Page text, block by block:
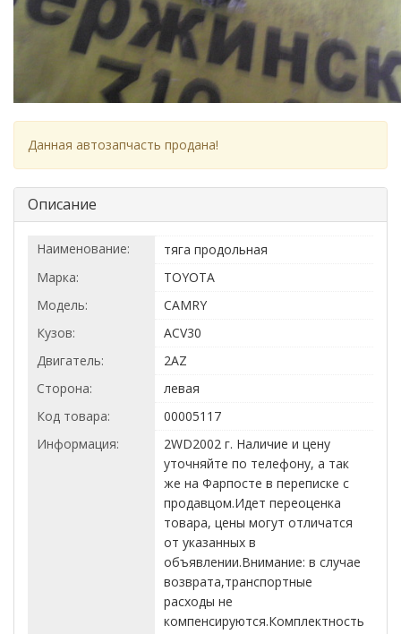
Данная автозапчасть продана!
Описание
Наименование:
тяга продольная
Марка:
TOYOTA
Модель:
CAMRY
Кузов:
ACV30
Двигатель:
2AZ
Сторона:
левая
Код товара:
00005117
Информация:
2WD2002 г. Наличие и цену
уточняйте по телефону, а так
же на Фарпосте в переписке с
продавцом.Идет переоценка
товара, цены могут отличатся
от указанных в
объявлении.Внимание: в случае
возврата,транспортные
расходы не
компенсируются.Комплектность